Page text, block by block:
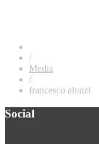
/
Media
/
francesco alonzi
Social